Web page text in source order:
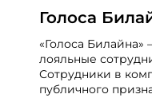
Голоса
«Голоса
лояльные
Сотрудники в
публичного